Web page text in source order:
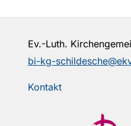
Ev.-Luth.
bi-kg-
Kontakt